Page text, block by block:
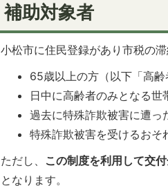
補助対象者
小松市に住民登録があり市税の
65歳以上の方（以下「高
日中に高齢者のみとなる世
過去に特殊詐欺被害に遭っ
特殊詐欺被害を受けるおそ
ただし、 この制度を利用して交
となります。